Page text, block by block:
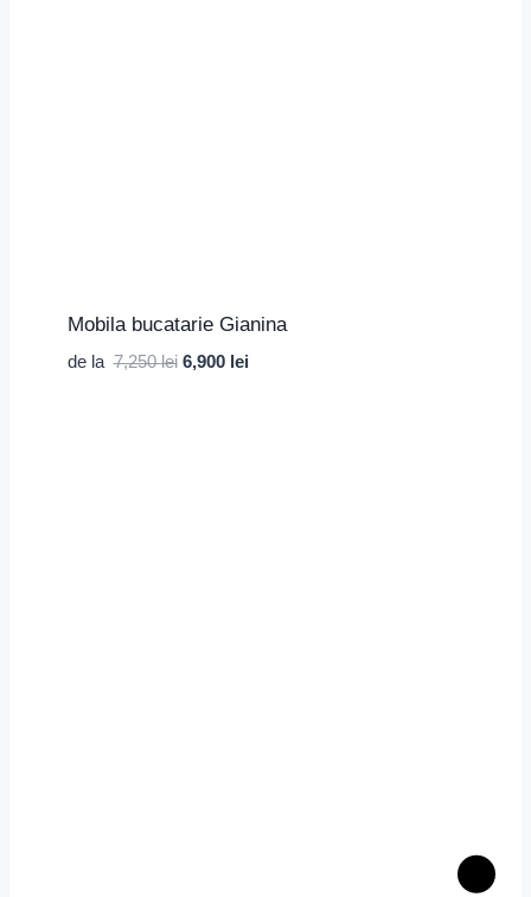
Mobila bucatarie Gianina
de la7,250lei Prețul
6,900 leiPrețul